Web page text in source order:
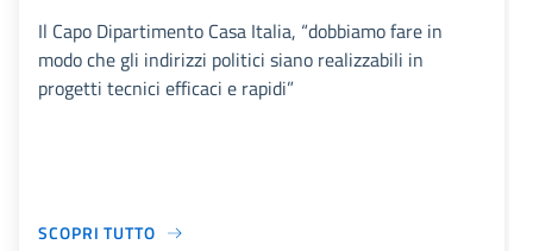
Il Capo Dipartimento Casa Italia, “dobbiamo fare in
modo che gli indirizzi politici siano realizzabili in
progetti tecnici efficaci e rapidi”
SCOPRI TUTTO